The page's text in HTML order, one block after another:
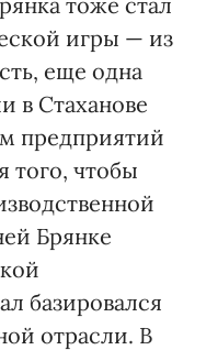
игры — из
еще одна
в Стаханове
предприятий
того, чтобы
Брянке
базировался
отрасли. В